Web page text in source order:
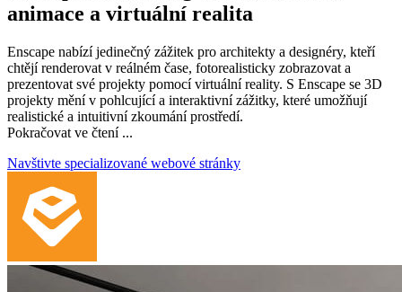
animace a virtuální realita
Enscape nabízí jedinečný zážitek pro architekty a designéry, kteří
chtějí renderovat v reálném čase, fotorealisticky zobrazovat a
prezentovat své projekty pomocí virtuální reality. S Enscape se 3D
projekty mění v pohlcující a interaktivní zážitky, které umožňují
realistické a intuitivní zkoumání prostředí.
Pokračovat ve čtení ...
Navštivte specializované webové stránky